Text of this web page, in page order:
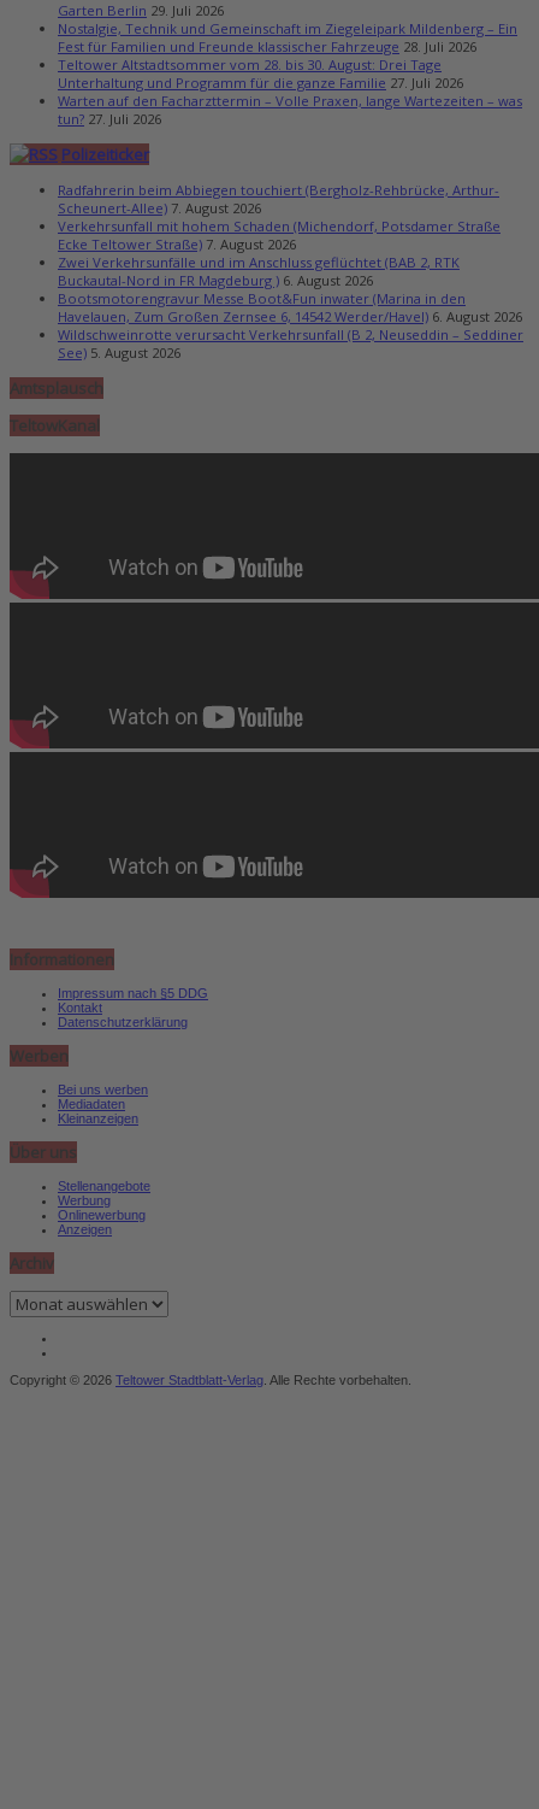
Garten Berlin 29. Juli 2026
Nostalgie, Technik und Gemeinschaft im Ziegeleipark Mildenberg – Ein
Fest für Familien und Freunde klassischer Fahrzeuge 28. Juli 2026
Teltower Altstadtsommer vom 28. bis 30. August: Drei Tage
Unterhaltung und Programm für die ganze Familie 27. Juli 2026
Warten auf den Facharzttermin – Volle Praxen, lange Wartezeiten – was
tun? 27. Juli 2026
Polizeiticker
Radfahrerin beim Abbiegen touchiert (Bergholz-Rehbrücke, Arthur-
Scheunert-Allee) 7. August 2026
Verkehrsunfall mit hohem Schaden (Michendorf, Potsdamer Straße
Ecke Teltower Straße) 7. August 2026
Zwei Verkehrsunfälle und im Anschluss geflüchtet (BAB 2, RTK
Buckautal-Nord in FR Magdeburg ) 6. August 2026
Bootsmotorengravur Messe Boot&Fun inwater (Marina in den
Havelauen, Zum Großen Zernsee 6, 14542 Werder/Havel) 6. August 2026
Wildschweinrotte verursacht Verkehrsunfall (B 2, Neuseddin – Seddiner
See) 5. August 2026
Amtsplausch
TeltowKanal
Informationen
Impressum nach §5 DDG
Kontakt
Datenschutzerklärung
Werben
Bei uns werben
Mediadaten
Kleinanzeigen
Über uns
Stellenangebote
Werbung
Onlinewerbung
Anzeigen
Archiv
Archiv
Copyright © 2026 Teltower Stadtblatt-Verlag . Alle Rechte vorbehalten.